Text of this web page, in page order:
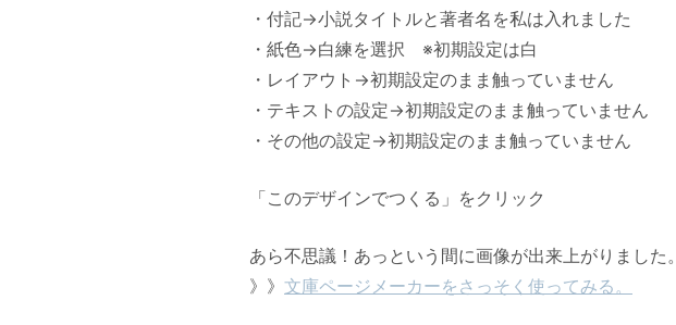
・付記→小説タイトルと著者名を私は入れました
・紙色→白練を選択 ※初期設定は白
・レイアウト→初期設定のまま触っていません
・テキストの設定→初期設定のまま触っていません
・その他の設定→初期設定のまま触っていません
「このデザインでつくる」をクリック
あら不思議！あっという間に画像が出来上がりました。
》》 文庫ページメーカーをさっそく使ってみる。